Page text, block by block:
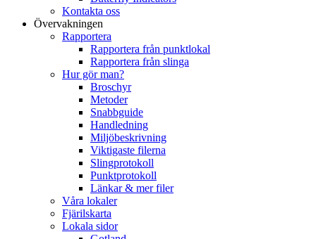
Kontakta oss
Övervakningen
Rapportera
Rapportera från punktlokal
Rapportera från slinga
Hur gör man?
Broschyr
Metoder
Snabbguide
Handledning
Miljöbeskrivning
Viktigaste filerna
Slingprotokoll
Punktprotokoll
Länkar & mer filer
Våra lokaler
Fjärilskarta
Lokala sidor